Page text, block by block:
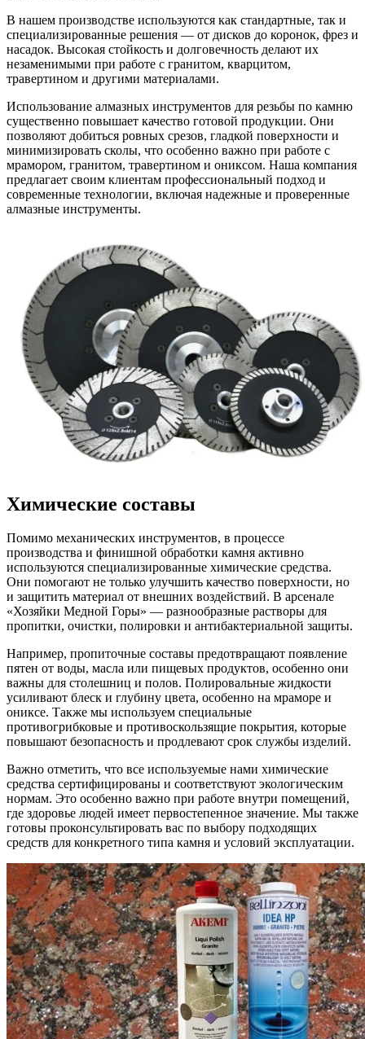
В нашем производстве используются как стандартные, так и
специализированные решения — от дисков до коронок, фрез и
насадок. Высокая стойкость и долговечность делают их
незаменимыми при работе с гранитом, кварцитом,
травертином и другими материалами.
Использование алмазных инструментов для резьбы по камню
существенно повышает качество готовой продукции. Они
позволяют добиться ровных срезов, гладкой поверхности и
минимизировать сколы, что особенно важно при работе с
мрамором, гранитом, травертином и ониксом. Наша компания
предлагает своим клиентам профессиональный подход и
современные технологии, включая надежные и проверенные
алмазные инструменты.
Химические составы
Помимо механических инструментов, в процессе
производства и финишной обработки камня активно
используются специализированные химические средства.
Они помогают не только улучшить качество поверхности, но
и защитить материал от внешних воздействий. В арсенале
«Хозяйки Медной Горы» — разнообразные растворы для
пропитки, очистки, полировки и антибактериальной защиты.
Например, пропиточные составы предотвращают появление
пятен от воды, масла или пищевых продуктов, особенно они
важны для столешниц и полов. Полировальные жидкости
усиливают блеск и глубину цвета, особенно на мраморе и
ониксе. Также мы используем специальные
противогрибковые и противоскользящие покрытия, которые
повышают безопасность и продлевают срок службы изделий.
Важно отметить, что все используемые нами химические
средства сертифицированы и соответствуют экологическим
нормам. Это особенно важно при работе внутри помещений,
где здоровье людей имеет первостепенное значение. Мы также
готовы проконсультировать вас по выбору подходящих
средств для конкретного типа камня и условий эксплуатации.